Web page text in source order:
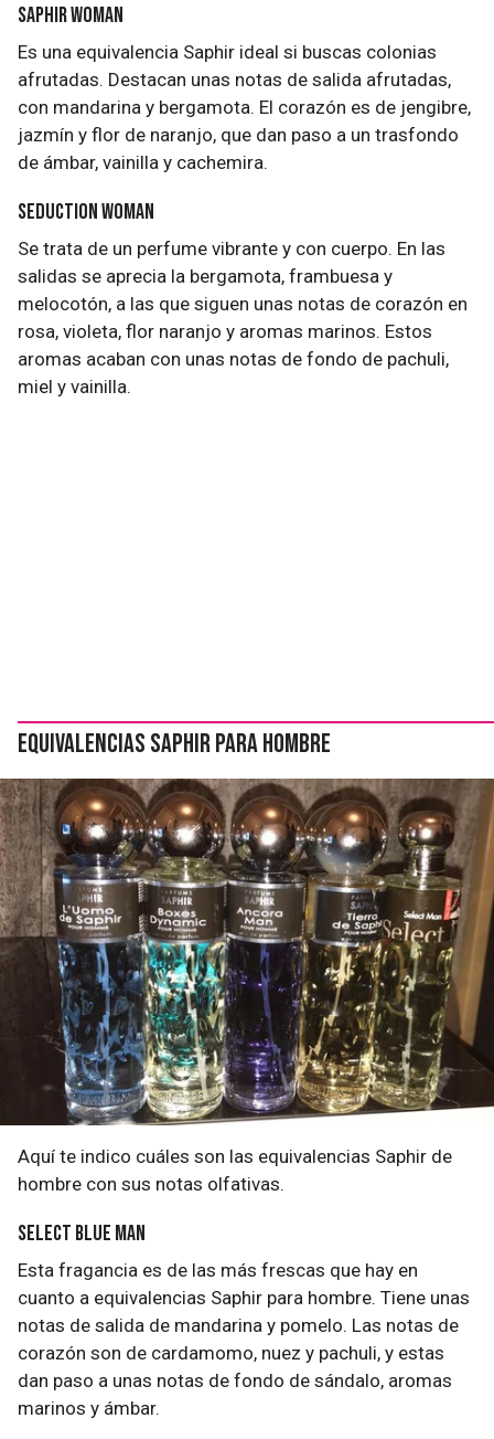
Saphir Woman
Es una equivalencia Saphir ideal si buscas colonias
afrutadas. Destacan unas notas de salida afrutadas,
con mandarina y bergamota. El corazón es de jengibre,
jazmín y flor de naranjo, que dan paso a un trasfondo
de ámbar, vainilla y cachemira.
Seduction Woman
Se trata de un perfume vibrante y con cuerpo. En las
salidas se aprecia la bergamota, frambuesa y
melocotón, a las que siguen unas notas de corazón en
rosa, violeta, flor naranjo y aromas marinos. Estos
aromas acaban con unas notas de fondo de pachuli,
miel y vainilla.
Equivalencias Saphir para hombre
Aquí te indico cuáles son las equivalencias Saphir de
hombre con sus notas olfativas.
Select Blue Man
Esta fragancia es de las más frescas que hay en
cuanto a equivalencias Saphir para hombre. Tiene unas
notas de salida de mandarina y pomelo. Las notas de
corazón son de cardamomo, nuez y pachuli, y estas
dan paso a unas notas de fondo de sándalo, aromas
marinos y ámbar.